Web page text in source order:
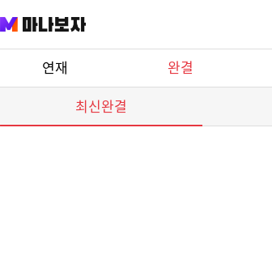
연재 완결
최신완결